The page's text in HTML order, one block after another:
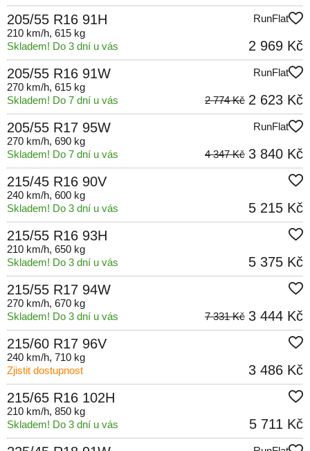
205/55 R16 91H
RunFlat
210 km/h, 615 kg
Skladem! Do 3 dní u vás
2 969 Kč
205/55 R16 91W
RunFlat
270 km/h, 615 kg
Skladem! Do 7 dní u vás
2 623 Kč
2 774 Kč
205/55 R17 95W
RunFlat
270 km/h, 690 kg
Skladem! Do 7 dní u vás
3 840 Kč
4 347 Kč
215/45 R16 90V
240 km/h, 600 kg
Skladem! Do 3 dní u vás
5 215 Kč
215/55 R16 93H
210 km/h, 650 kg
Skladem! Do 3 dní u vás
5 375 Kč
215/55 R17 94W
270 km/h, 670 kg
Skladem! Do 3 dní u vás
3 444 Kč
7 331 Kč
215/60 R17 96V
240 km/h, 710 kg
Zjistit dostupnost
3 486 Kč
215/65 R16 102H
210 km/h, 850 kg
Skladem! Do 3 dní u vás
5 711 Kč